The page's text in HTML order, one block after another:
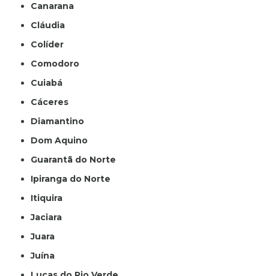
Canarana
Cláudia
Colíder
Comodoro
Cuiabá
Cáceres
Diamantino
Dom Aquino
Guarantã do Norte
Ipiranga do Norte
Itiquira
Jaciara
Juara
Juína